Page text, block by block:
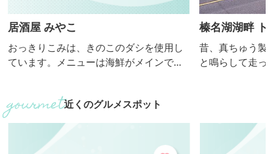
居酒屋 みやこ
おっきりこみは、きのこのダシを使用し
ています。メニューは海鮮がメインで
榛名湖湖畔 ト
昔、真ちゅう製
と鳴らして走っ
より異なります
月10：00～15
近くのグルメスポット